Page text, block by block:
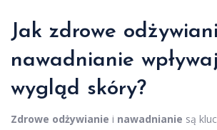
Jak zdrowe
nawadnianie
wygląd skóry?
Zdrowe odżywianie i nawadnianie są